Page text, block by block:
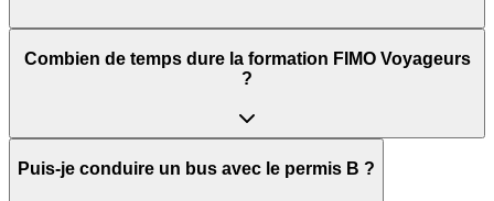
Combien de temps dure la formation FIMO Voyageurs
?
Puis-je conduire un bus avec le permis B ?